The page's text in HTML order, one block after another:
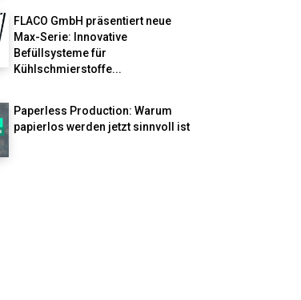
FLACO GmbH präsentiert neue
Max-Serie: Innovative
Befüllsysteme für
Kühlschmierstoffe...
Paperless Production: Warum
papierlos werden jetzt sinnvoll ist